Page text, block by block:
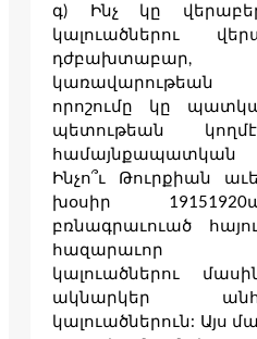
գ) Ինչ կը
կալուածներու
կառավարութեան
որոշումը կը
պետութեան
համայնքապատկան
Ինչո՞ւ Թուրքիան
խօսիր
բռնագրաւուած
հազարաւոր
կալուածներու
ակնարկեր
կալուածներուն: Այս